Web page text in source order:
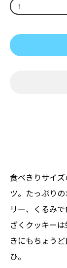
食べきりサイ
ツ。たっぷり
リー、くるみ
ざくクッキー
きにもちょう
ひ。